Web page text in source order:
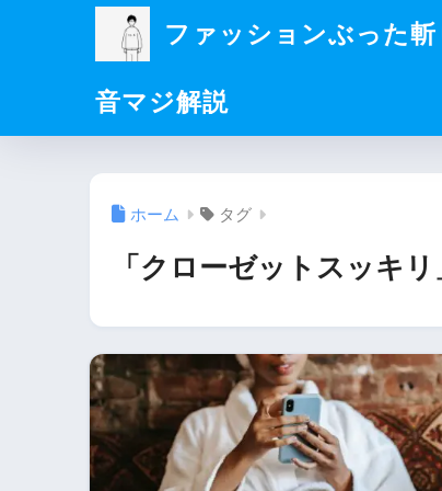
ファッションぶった
音マジ解説
ホーム タグ
「クローゼットスッキ